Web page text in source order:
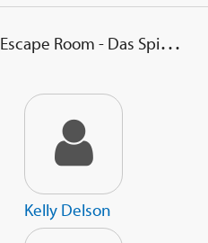
Escape Room - Das Spiel geht weiter
Kelly Delson